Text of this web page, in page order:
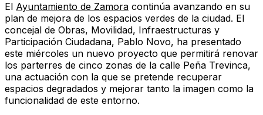
El Ayuntamiento de Zamora continúa avanzando en su
plan de mejora de los espacios verdes de la ciudad. El
concejal de Obras, Movilidad, Infraestructuras y
Participación Ciudadana, Pablo Novo, ha presentado
este miércoles un nuevo proyecto que permitirá renovar
los parterres de cinco zonas de la calle Peña Trevinca,
una actuación con la que se pretende recuperar
espacios degradados y mejorar tanto la imagen como la
funcionalidad de este entorno.